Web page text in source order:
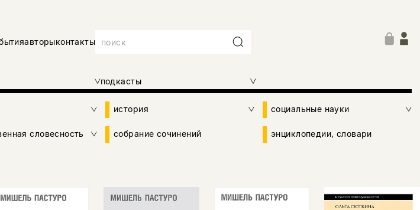
авторыконтакты
подкасты
история социальные науки
словесность собрание сочинений энциклопедии, словари